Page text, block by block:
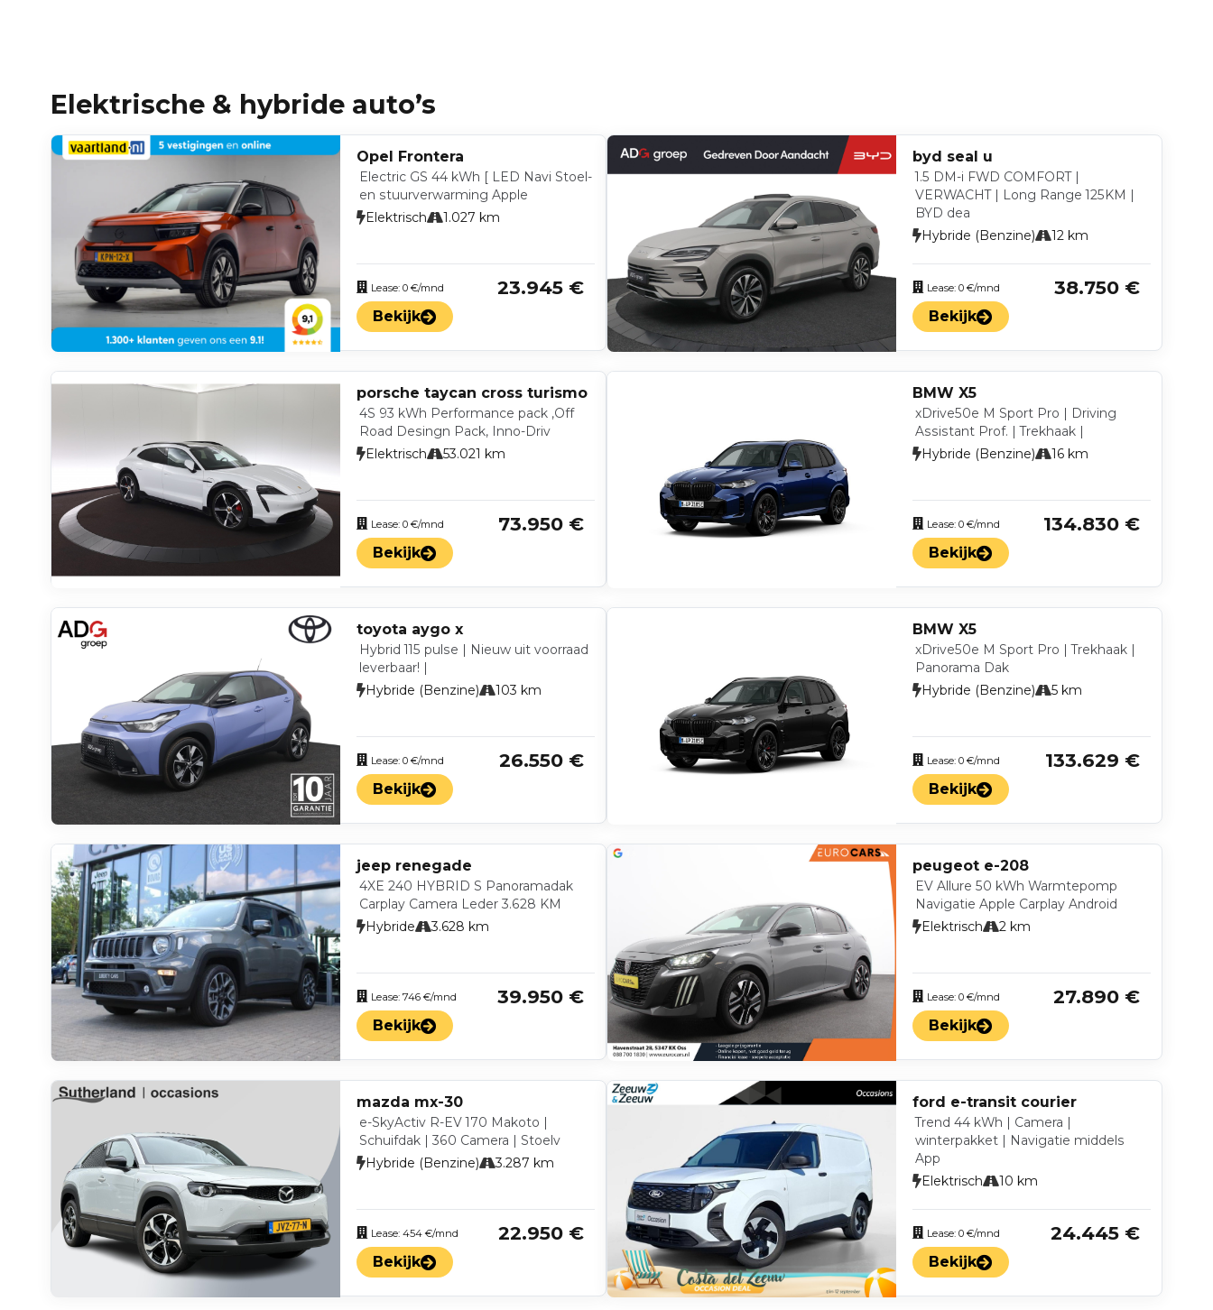
Elektrische & hybride auto’s
Opel Frontera
Electric GS 44 kWh [ LED Navi Stoel-
en stuurverwarming Apple
Elektrisch 1.027 km
Lease: 0 €/mnd 23.945 €
Bekijk
porsche taycan cross turismo
4S 93 kWh Performance pack ,Off
Road Desingn Pack, Inno-Driv
Elektrisch 53.021 km
Lease: 0 €/mnd 73.950 €
Bekijk
toyota aygo x
Hybrid 115 pulse | Nieuw uit voorraad
leverbaar! |
Hybride (Benzine) 103 km
Lease: 0 €/mnd 26.550 €
Bekijk
jeep renegade
4XE 240 HYBRID S Panoramadak
Carplay Camera Leder 3.628 KM
Hybride 3.628 km
Lease: 746 €/mnd 39.950 €
Bekijk
mazda mx-30
e-SkyActiv R-EV 170 Makoto |
Schuifdak | 360 Camera | Stoelv
Hybride (Benzine) 3.287 km
Lease: 454 €/mnd 22.950 €
Bekijk
byd seal u
1.5 DM-i FWD COMFORT |
VERWACHT | Long Range 125KM |
BYD dea
Hybride (Benzine) 12 km
Lease: 0 €/mnd 38.750 €
Bekijk
BMW X5
xDrive50e M Sport Pro | Driving
Assistant Prof. | Trekhaak |
Hybride (Benzine) 16 km
Lease: 0 €/mnd 134.830 €
Bekijk
BMW X5
xDrive50e M Sport Pro | Trekhaak |
Panorama Dak
Hybride (Benzine) 5 km
Lease: 0 €/mnd 133.629 €
Bekijk
peugeot e-208
EV Allure 50 kWh Warmtepomp
Navigatie Apple Carplay Android
Elektrisch 2 km
Lease: 0 €/mnd 27.890 €
Bekijk
ford e-transit courier
Trend 44 kWh | Camera |
winterpakket | Navigatie middels
App
Elektrisch 10 km
Lease: 0 €/mnd 24.445 €
Bekijk